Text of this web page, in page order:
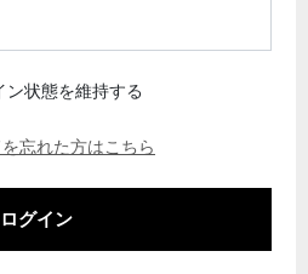
ン状態を維持する
忘れた方はこちら
ログイン